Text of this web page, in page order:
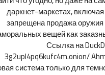
даркнет-маркетах,
запрещена продажа оружия
вещей как
Ссылка на
3g2upl4pq6kufc4m.onion/
система только для